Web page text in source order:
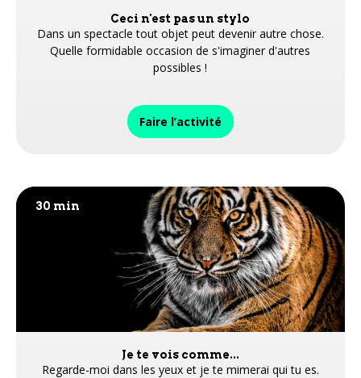
Ceci n'est pas un stylo
Dans un spectacle tout objet peut devenir autre chose.
Quelle formidable occasion de s'imaginer d'autres
possibles !
Faire l’activité
30 min
Je te vois comme...
Regarde-moi dans les yeux et je te mimerai qui tu es.